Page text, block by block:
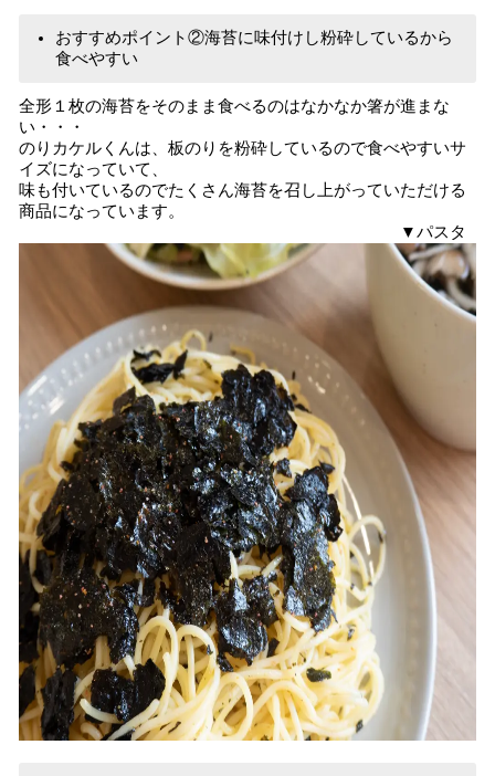
おすすめポイント②海苔に味付けし粉砕しているから
食べやすい
全形１枚の海苔をそのまま食べるのはなかなか箸が進まな
い・・・
のりカケルくんは、板のりを粉砕しているので食べやすいサ
イズになっていて、
味も付いているのでたくさん海苔を召し上がっていただける
商品になっています。
▼パスタ